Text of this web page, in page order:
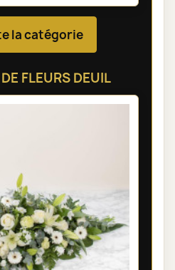
la catégorie
FLEURS DEUIL